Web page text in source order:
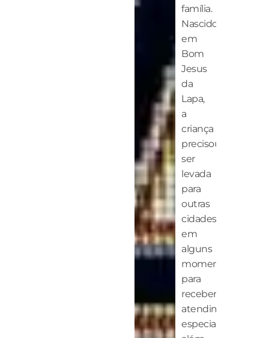
família.
Nascido
em
Bom
Jesus
da
Lapa,
a
criança
precisou
ser
levada
para
outras
cidades
em
alguns
momentos
para
receber
atendimento
especializado,